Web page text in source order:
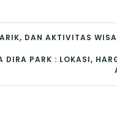
DAN AKTIVITAS
DIRA PARK : LOKASI,